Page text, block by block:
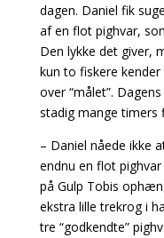
dagen. Daniel fik
af en flot pighvar,
Den lykke det giver,
kun to fiskere
over “målet”.
stadig mange timers
– Daniel nåede ikke
endnu en flot
på Gulp Tobis
ekstra lille trekrog i
tre “godkendte”